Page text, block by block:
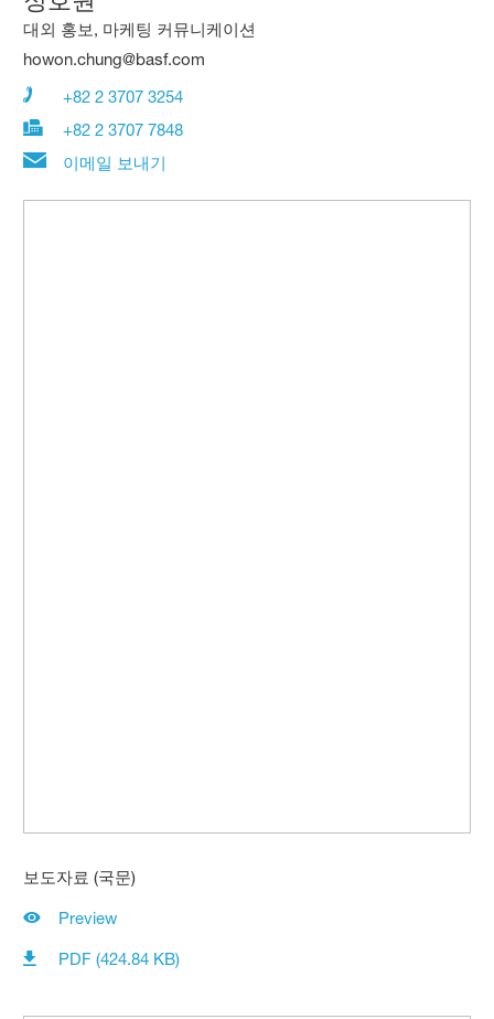
대외 홍보, 마케팅 커뮤니케이션
howon.chung@basf.com
+82 2 3707 3254
+82 2 3707 7848
이메일 보내기
보도자료 (국문)
Preview
PDF (424.84 KB)